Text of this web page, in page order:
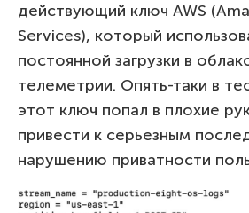
действующий ключ AWS
Services), который
постоянной загрузки в
телеметрии. Опять-таки в
этот ключ попал в плохие
привести к серьезным
нарушению приватности